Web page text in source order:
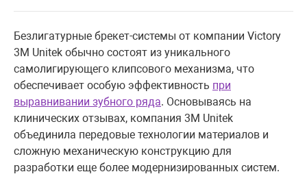
Безлигатурные брекет-системы от компании Victory
3M Unitek обычно состоят из уникального
самолигирующего клипсового механизма, что
обеспечивает особую эффективность при
выравнивании зубного ряда. Основываясь на
клинических отзывах, компания 3M Unitek
объединила передовые технологии материалов и
сложную механическую конструкцию для
разработки еще более модернизированных систем.